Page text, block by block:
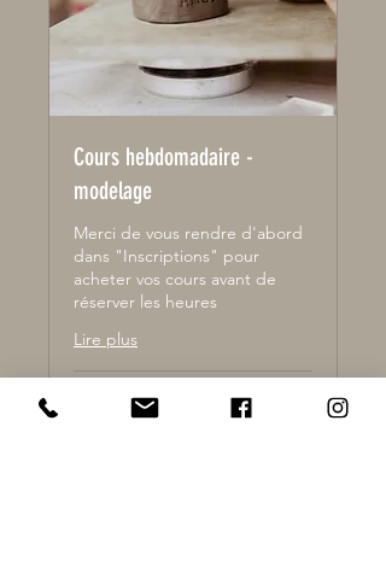
Cours hebdomadaire -
modelage
Merci de vous rendre d'abord
dans "Inscriptions" pour
acheter vos cours avant de
réserver les heures
Lire plus
Chargement des jours...